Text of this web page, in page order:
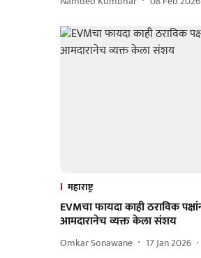
महाराष्ट्र
EVMचा फायदा काही ठराविक
आमदारानेच व्यक्त केला संशय
Omkar Sonawane 17 Jan 2026